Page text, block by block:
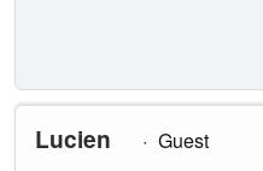
Lucien
Guest